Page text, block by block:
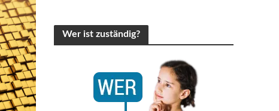
Wer ist zuständig?